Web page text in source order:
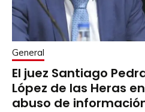
General
El juez Santiago
López de las Heras
abuso de